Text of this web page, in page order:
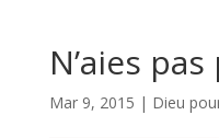
N’aies
Mar 9, 2015 | Dieu